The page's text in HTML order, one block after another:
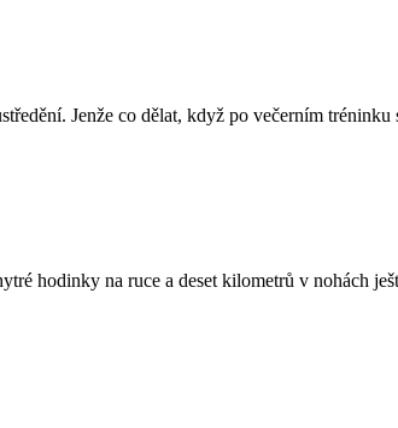
Jenže co dělat, když po večerním tréninku
hodinky na ruce a deset kilometrů v nohách